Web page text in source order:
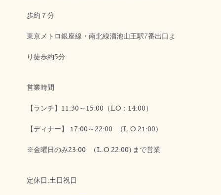
歩約７分
東京メトロ銀座線・南北線溜池山王駅7番出口よ
り徒歩約5分
営業時間
【ランチ】11:30～15:00（LO：14:00）
【ディナー】 17:00～22:00 (L.O 21:00)
※金曜日のみ23:00 (L.O 22:00)まで営業
定休日:土日祝日